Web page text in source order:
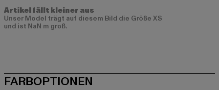
Artikel fällt kleiner aus
Unser Model trägt auf diesem Bild die Größe XS
und ist NaN m groß.
FARBOPTIONEN